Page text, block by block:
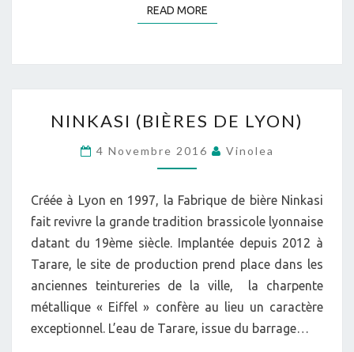
READ MOREREAD MORE
(BIÈRES
LYON)
NINKASI (BIÈRES DE LYON)
4 Novembre 2016 Vinolea
Créée à Lyon en 1997, la Fabrique de bière Ninkasi
fait revivre la grande tradition brassicole lyonnaise
datant du 19ème siècle. Implantée depuis 2012 à
Tarare, le site de production prend place dans les
anciennes teintureries de la ville, la charpente
métallique « Eiffel » confère au lieu un caractère
exceptionnel. L’eau de Tarare, issue du barrage…